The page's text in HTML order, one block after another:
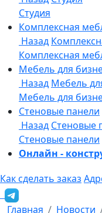
Онлайн -
Как сделать заказ
Главная Новости